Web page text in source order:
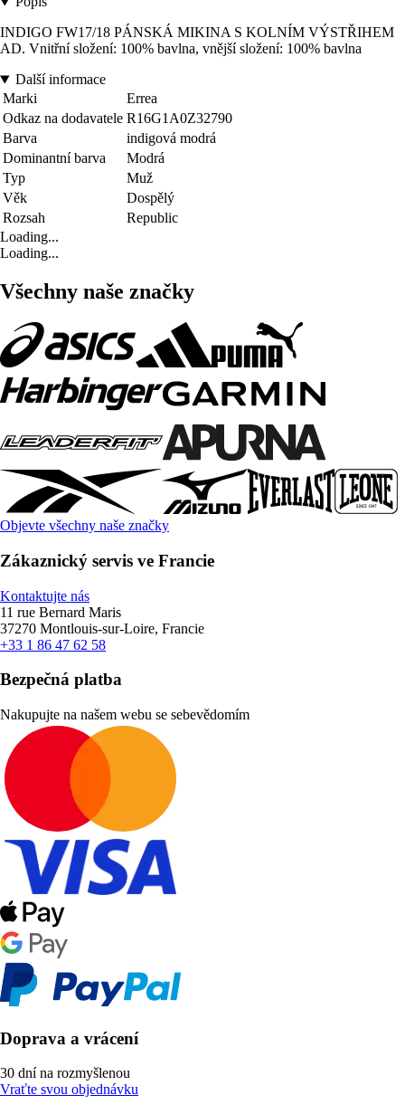
INDIGO FW17/18 PÁNSKÁ MIKINA S KOLNÍM VÝSTŘIHEM
AD. Vnitřní složení: 100% bavlna, vnější složení: 100% bavlna
Další informace
Marki
Errea
Odkaz na dodavatele R16G1A0Z32790
Barva
indigová modrá
Dominantní barva
Modrá
Typ
Muž
Věk
Dospělý
Rozsah
Republic
Loading...
Loading...
Všechny naše značky
Objevte všechny naše značky
Zákaznický servis ve Francie
Kontaktujte nás
11 rue Bernard Maris
37270 Montlouis-sur-Loire, Francie
+33 1 86 47 62 58
Bezpečná platba
Nakupujte na našem webu se sebevědomím
Doprava a vrácení
30 dní na rozmyšlenou
Vraťte svou objednávku